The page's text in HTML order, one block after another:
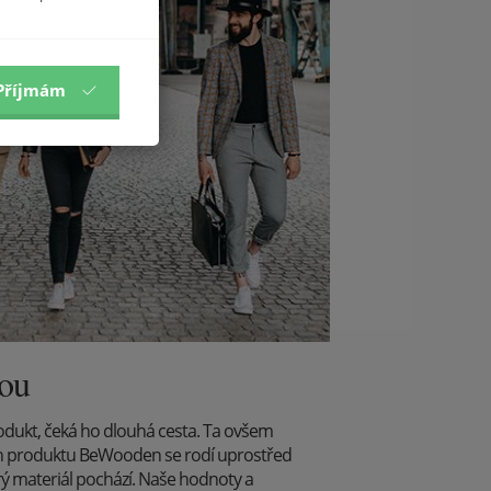
čeká ho dlouhá cesta. Ta ovšem
produktu BeWooden se rodí uprostřed
materiál pochází. Naše hodnoty a